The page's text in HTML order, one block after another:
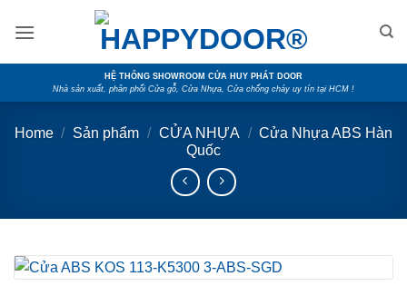
HỆ THỐNG SHOWROOM CỬA HUY PHÁT DOOR
Nhà sản xuất, phân phối Cửa gỗ, Cửa Nhựa, Cửa chống cháy uy tín tại HCM !
Home / Sản phẩm / CỬA NHỰA / Cửa Nhựa ABS Hàn
Quốc